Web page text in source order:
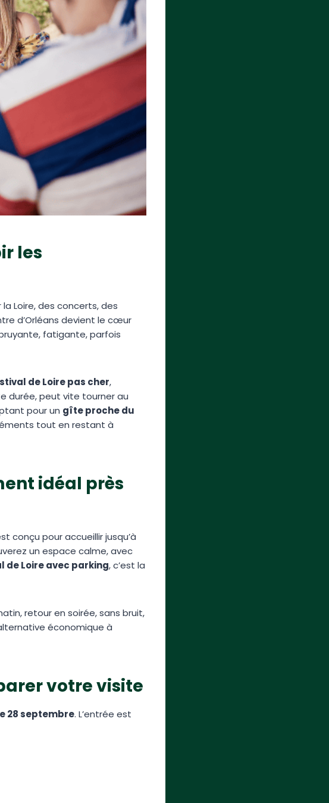
les
Loire, des concerts, des
d’Orléans devient le cœur
fatigante, parfois
de Loire pas cher,
durée, peut vite tourner au
pour un gîte proche du
tout en restant à
idéal près
conçu pour accueillir jusqu’à
un espace calme, avec
de Loire avec parking, c’est la
retour en soirée, sans bruit,
économique à
votre visite
28 septembre. L’entrée est